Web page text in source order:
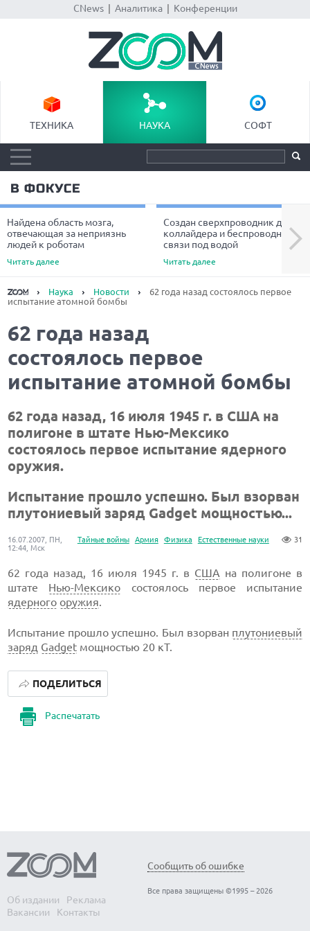
CNews| Аналитика| Конференции
ТЕХНИКА НАУКА СОФТ
В ФОКУСЕ
Найдена область мозга,
отвечающая за неприязнь
людей к роботам
Читать далее
Создан сверхпроводник для
коллайдера и беспроводной
связи под водой
Читать далее
Next
Наука Новости
62 года назад состоялось первое
испытание атомной бомбы
62 года назад
состоялось первое
испытание атомной бомбы
62 года назад, 16 июля 1945 г. в США на
полигоне в штате Нью-Мексико
состоялось первое испытание ядерного
оружия.
Испытание прошло успешно. Был взорван
плутониевый заряд Gadget мощностью...
Тайные войны Армия Физика Естественные науки 31
16.07.2007, ПН,
12:44, Мск
62 года назад, 16 июля 1945 г. в США на полигоне в
штате Нью-Мексико состоялось первое испытание
ядерного оружия.
Испытание прошло успешно. Был взорван плутониевый
заряд Gadget мощностью 20 кТ.
Распечатать
ПОДЕЛИТЬСЯ
Об издании
Реклама
Вакансии
Контакты
Сообщить об ошибке
Все права защищены ©1995 – 2026